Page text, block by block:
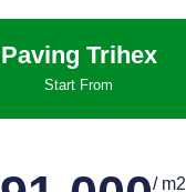
Paving Trihex
Start From
/ m2